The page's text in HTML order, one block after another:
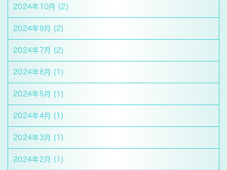
2024年10月 (2)
2024年9月 (2)
2024年7月 (2)
2024年6月 (1)
2024年5月 (1)
2024年4月 (1)
2024年3月 (1)
2024年2月 (1)